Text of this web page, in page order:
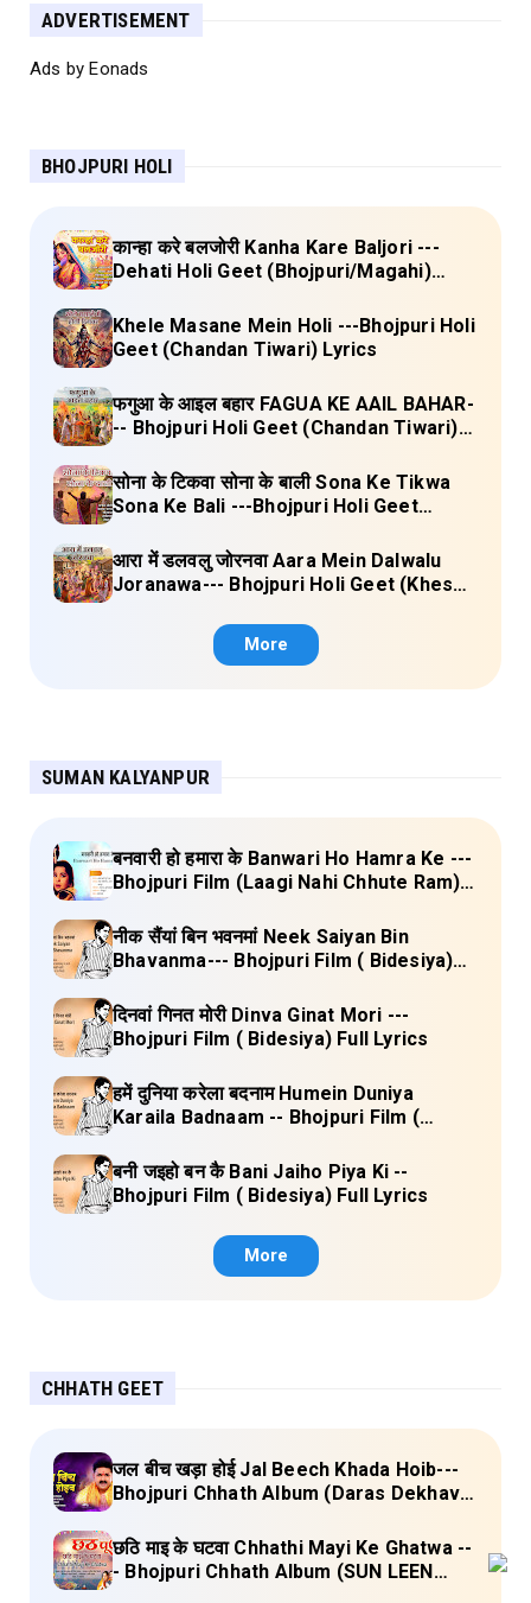
ADVERTISEMENT
Ads by Eonads
BHOJPURI HOLI
कान्हा करे बलजोरी Kanha Kare Baljori ---
Dehati Holi Geet (Bhojpuri/Magahi)
Khele Masane Mein Holi ---Bhojpuri Holi
Geet (Chandan Tiwari) Lyrics
फगुआ के आइल बहार FAGUA KE AAIL BAHAR-
-- Bhojpuri Holi Geet (Chandan Tiwari)
सोना के टिकवा सोना के बाली Sona Ke Tikwa
Sona Ke Bali ---Bhojpuri Holi Geet
आरा में डलवलु जोरनवा Aara Mein Dalwalu
Joranawa--- Bhojpuri Holi Geet (Khesari
More
SUMAN KALYANPUR
बनवारी हो हमारा के Banwari Ho Hamra Ke ---
Bhojpuri Film (Laagi Nahi Chhute Ram)
नीक सैंयां बिन भवनमां Neek Saiyan Bin
Bhavanma--- Bhojpuri Film ( Bidesiya)
दिनवां गिनत मोरी Dinva Ginat Mori ---
Bhojpuri Film ( Bidesiya) Full Lyrics
हमें दुनिया करेला बदनाम Humein Duniya
Karaila Badnaam -- Bhojpuri Film (
बनी जइहो बन कै Bani Jaiho Piya Ki --
Bhojpuri Film ( Bidesiya) Full Lyrics
More
CHHATH GEET
जल बीच खड़ा होई Jal Beech Khada Hoib---
Bhojpuri Chhath Album (Daras Dekhava
छठि माइ के घटवा Chhathi Mayi Ke Ghatwa --
- Bhojpuri Chhath Album (SUN LEEN